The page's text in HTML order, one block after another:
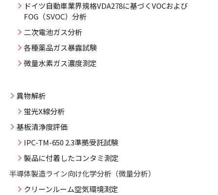
ドイツ自動車業界規格VDA278に基づくVOCおよび
FOG（SVOC）分析
二次電池ガス分析
各種薬品ガス暴露試験
微量水素ガス濃度測定
異物解析
蛍光X線分析
基板清浄度評価
IPC-TM-650 2.3準拠受託試験
製品に付着したコンタミ測定
半導体製造ライン向け化学分析（微量分析）
クリーンルーム空気環境測定